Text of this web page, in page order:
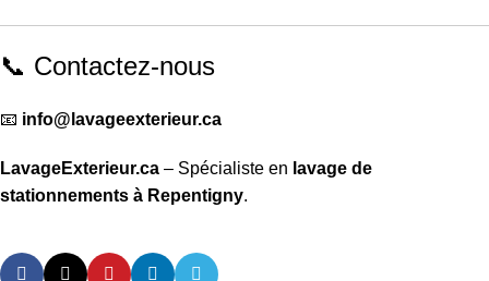
📞 Contactez-nous
📧 info@lavageexterieur.ca
LavageExterieur.ca – Spécialiste en lavage de
stationnements à Repentigny.